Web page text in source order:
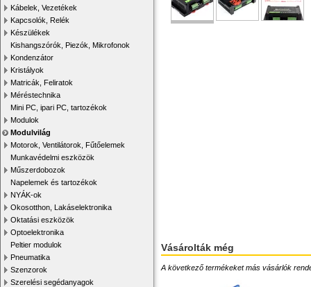
Kábelek, Vezetékek
Kapcsolók, Relék
Készülékek
Kishangszórók, Piezók, Mikrofonok
Kondenzátor
Kristályok
Matricák, Feliratok
Méréstechnika
Mini PC, ipari PC, tartozékok
Modulok
Modulvilág
Motorok, Ventilátorok, Fűtőelemek
Munkavédelmi eszközök
Műszerdobozok
Napelemek és tartozékok
NYÁK-ok
Okosotthon, Lakáselektronika
Oktatási eszközök
Optoelektronika
Peltier modulok
Pneumatika
Szenzorok
Szerelési segédanyagok
Vásárolták még
A következő termékeket más vásárlók